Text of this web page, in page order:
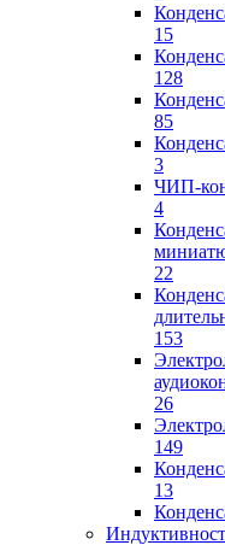
15
128
85
3
ЧИП-
4
22
153
26
149
13